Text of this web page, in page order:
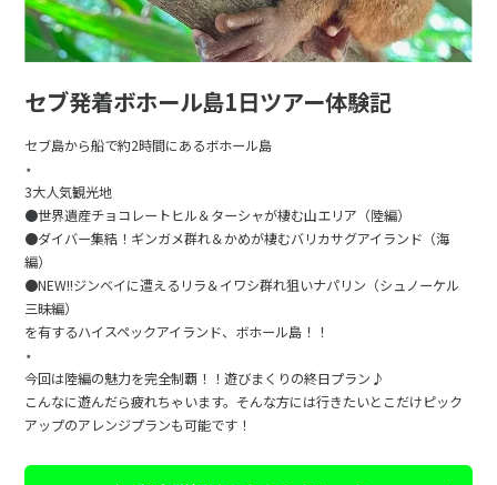
セブ発着ボホール島1日ツアー体験記
セブ島から船で約2時間にあるボホール島
⋆
3大人気観光地
●世界遺産チョコレートヒル＆ターシャが棲む山エリア（陸編）
●ダイバー集結！ギンガメ群れ＆かめが棲むバリカサグアイランド（海
編）
●NEW!!ジンベイに遭えるリラ＆イワシ群れ狙いナパリン（シュノーケル
三昧編）
を有するハイスペックアイランド、ボホール島！！
⋆
今回は陸編の魅力を完全制覇！！遊びまくりの終日プラン♪
こんなに遊んだら疲れちゃいます。そんな方には行きたいとこだけピック
アップのアレンジプランも可能です！